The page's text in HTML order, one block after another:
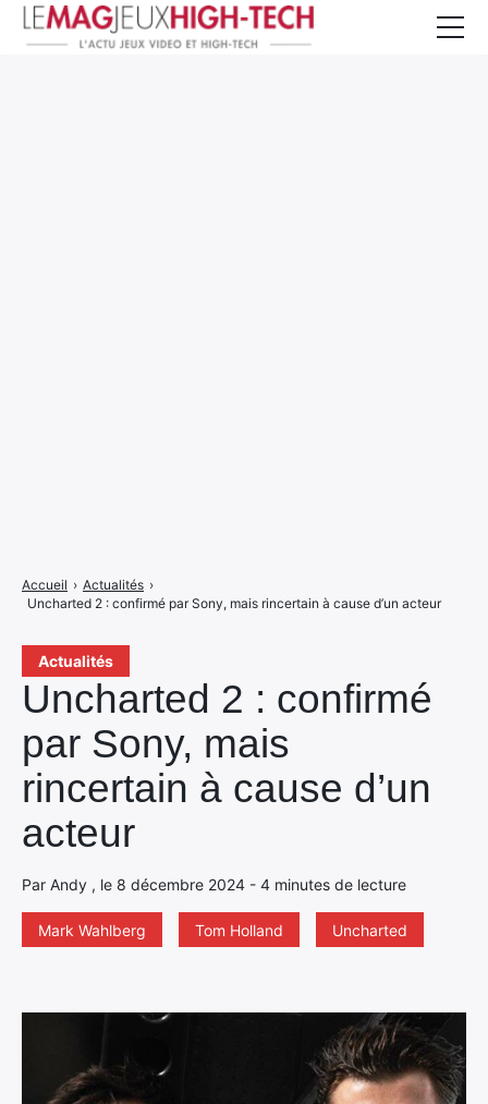
Actualités
Uncharted 2 : confirmé
par Sony, mais
rincertain à cause d’un
acteur
Par Andy , le 8 décembre 2024 - 4 minutes de lecture
Mark Wahlberg Tom Holland Uncharted
Accueil › Actualités ›
Uncharted 2 : confirmé par Sony, mais rincertain à cause d’un acteur